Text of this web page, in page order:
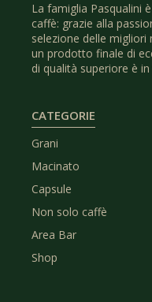
La famiglia Pasqualini
caffè: grazie alla
selezione delle
un prodotto finale di
di qualità superiore è
CATEGORIE
Grani
Macinato
Capsule
Non solo caffè
Area Bar
Shop